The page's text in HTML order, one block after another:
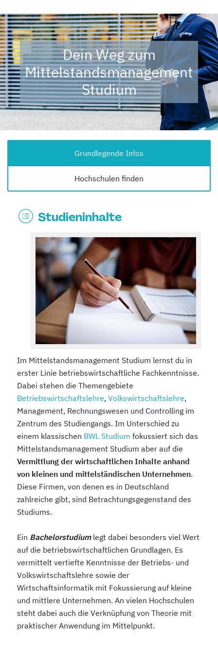
Dein Weg zum
Mittelstandsmanagement
Studium
Grundlegende Infos
Hochschulen finden
Studieninhalte
Im Mittelstandsmanagement Studium lernst du in
erster Linie betriebswirtschaftliche Fachkenntnisse.
Dabei stehen die Themengebiete
Betriebswirtschaftslehre, Volkswirtschaftslehre,
Management, Rechnungswesen und Controlling im
Zentrum des Studiengangs. Im Unterschied zu
einem klassischen BWL Studium fokussiert sich das
Mittelstandsmanagement Studium aber auf die
Vermittlung der wirtschaftlichen Inhalte anhand
von kleinen und mittelständischen Unternehmen.
Diese Firmen, von denen es in Deutschland
zahlreiche gibt, sind Betrachtungsgegenstand des
Studiums.
Ein Bachelorstudiumlegt dabei besonders viel Wert
auf die betriebswirtschaftlichen Grundlagen. Es
vermittelt vertiefte Kenntnisse der Betriebs- und
Volkswirtschaftslehre sowie der
Wirtschaftsinformatik mit Fokussierung auf kleine
und mittlere Unternehmen. An vielen Hochschulen
steht dabei auch die Verknüpfung von Theorie mit
praktischer Anwendung im Mittelpunkt.